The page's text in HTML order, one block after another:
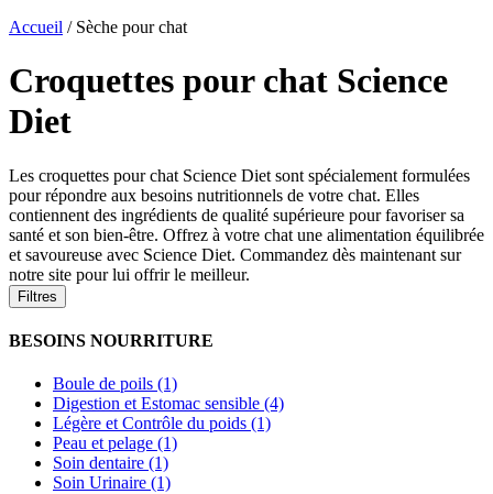
Accueil / Sèche pour chat
Croquettes pour chat Science
Diet
Les croquettes pour chat Science Diet sont spécialement formulées
pour répondre aux besoins nutritionnels de votre chat. Elles
contiennent des ingrédients de qualité supérieure pour favoriser sa
santé et son bien-être. Offrez à votre chat une alimentation équilibrée
et savoureuse avec Science Diet. Commandez dès maintenant sur
notre site pour lui offrir le meilleur.
Filtres
BESOINS NOURRITURE
Boule de poils (1)
Digestion et Estomac sensible (4)
Légère et Contrôle du poids (1)
Peau et pelage (1)
Soin dentaire (1)
Soin Urinaire (1)